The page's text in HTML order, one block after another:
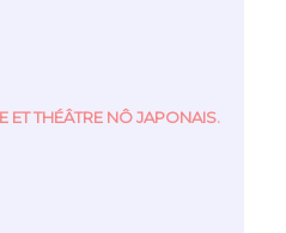
ET THÉÂTRE NÔ JAPONAIS.